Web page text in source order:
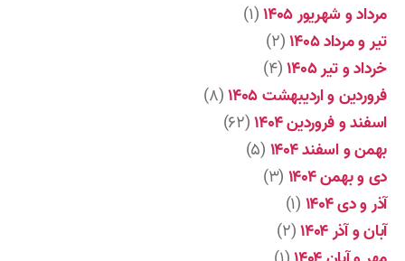
مرداد و شهریور ۱۴۰۵
(۱)
تیر و مرداد ۱۴۰۵
(۲)
خرداد و تیر ۱۴۰۵
(۴)
فروردین و اردیبهشت ۱۴۰۵
(۸)
اسفند و فروردین ۱۴۰۴
(۶۲)
بهمن و اسفند ۱۴۰۴
(۵)
دی و بهمن ۱۴۰۴
(۳)
آذر و دی ۱۴۰۴
(۱)
آبان و آذر ۱۴۰۴
(۲)